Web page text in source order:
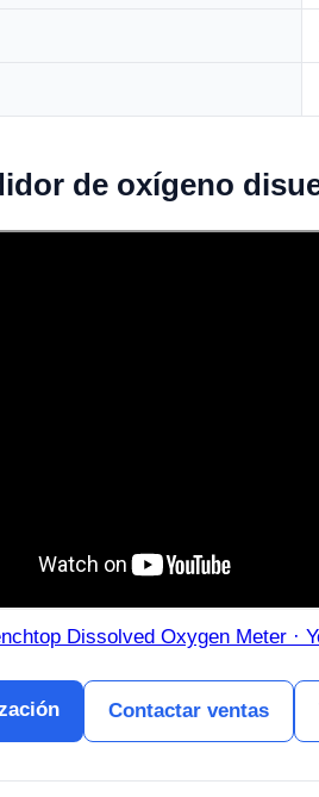
de oxígeno
Dissolved Oxygen Meter ·
Contactar ventas